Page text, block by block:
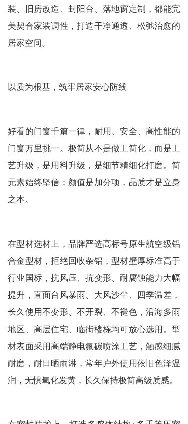
装、旧房改造、封阳台、落地窗定制，都能完
美契合家装调性，打造干净通透、松弛治愈的
居家空间。
以质为根基，筑牢居家安心防线
好看的门窗千篇一律，耐用、安全、高性能的
门窗万里挑一。极简从不是做工简化，而是工
艺升级，是用料升级，是细节精细化打磨。简
元素始终坚信：颜值是加分项，品质才是立身
之本。
在型材选材上，品牌严选高标号原生航空级铝
合金型材，拒绝回收杂铝，型材壁厚标准高于
行业国标，抗风压、抗变形、耐腐蚀能力大幅
提升，直面台风暴雨、大风沙尘、四季温差，
长久使用不变形、不开裂、不褪色，沿海多雨
地区、高层住宅、临街楼栋均可放心选用。型
材表面采用高端静电氟碳喷涂工艺，触感细腻
耐磨，耐日晒雨淋，常年户外使用依旧色泽温
润，无惧氧化发黄，长久保持极简高级质感。